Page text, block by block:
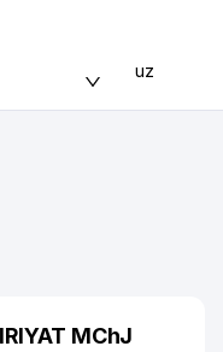
uz
MChJ